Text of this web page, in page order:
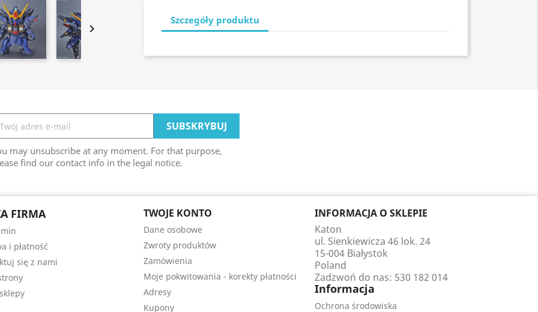

Szczegóły produktu
may unsubscribe at any moment. For that purpose,
find our contact info in the legal notice.
FIRMA
i płatność
się z nami
TWOJE KONTO
Dane osobowe
Zwroty produktów
Zamówienia
Moje pokwitowania - korekty płatności
Adresy
Kupony
INFORMACJA O SKLEPIE
Katon
ul. Sienkiewicza 46 lok. 24
15-004 Białystok
Poland
Zadzwoń do nas: 530 182 014
Informacja
Ochrona środowiska